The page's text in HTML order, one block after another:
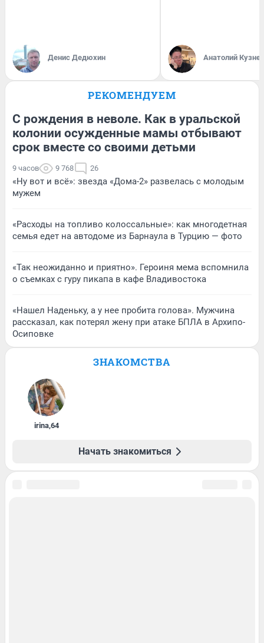
Денис Дедюхин Анатолий
РЕКОМЕНДУЕМ
С рождения в неволе. Как в уральской
колонии осужденные мамы отбывают
срок вместе со своими детьми
9 часов 9 768 26
«Ну вот и всё»: звезда «Дома-2» развелась с молодым
мужем
«Расходы на топливо колоссальные»: как многодетная
семья едет на автодоме из Барнаула в Турцию — фото
«Так неожиданно и приятно». Героиня мема вспомнила
о съемках с гуру пикапа в кафе Владивостока
«Нашел Наденьку, а у нее пробита голова». Мужчина
рассказал, как потерял жену при атаке БПЛА в Архипо-
Осиповке
ЗНАКОМСТВА
irina,64
Начать знакомиться